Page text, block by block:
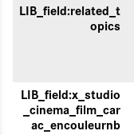
LIB_field:related_t
opics
LIB_field:x_studio
_cinema_film_car
ac_encouleurnb